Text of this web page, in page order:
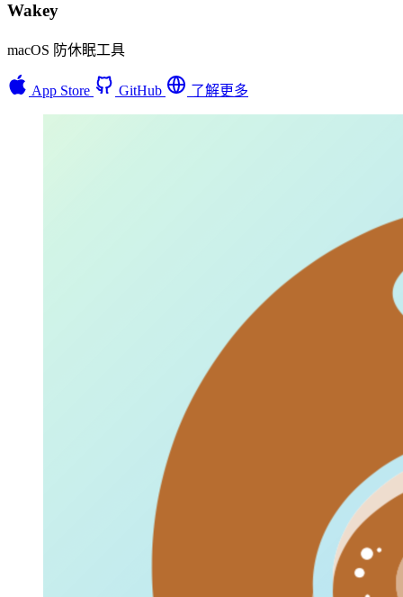
Wakey
macOS 防休眠工具
App Store GitHub 了解更多